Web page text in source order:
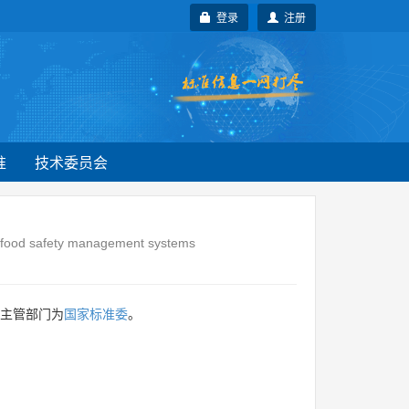
注册
登录
技术委员会
safety management systems
管部门为国家标准委。